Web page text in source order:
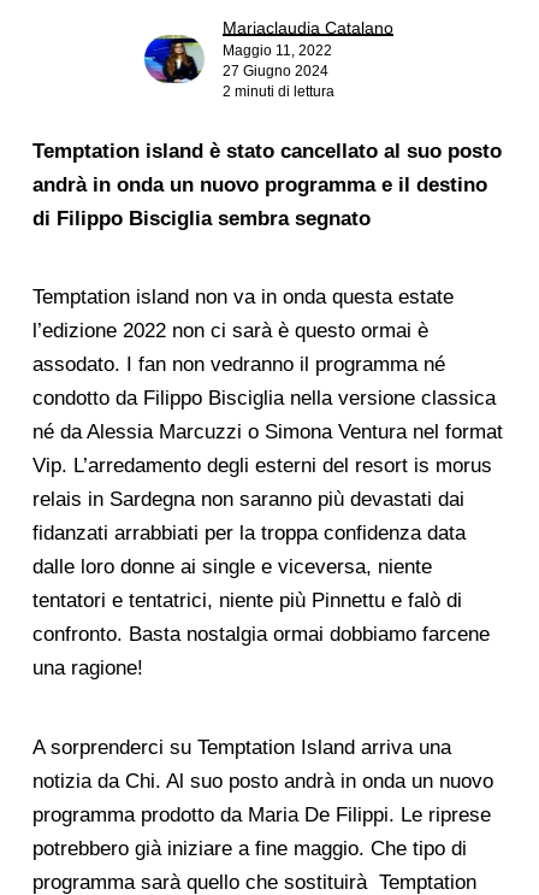
Mariaclaudia Catalano
Maggio 11, 2022
27 Giugno 2024
2 minuti di lettura
Temptation island è stato cancellato al suo posto
andrà in onda un nuovo programma e il destino
di Filippo Bisciglia sembra segnato
Temptation island non va in onda questa estate
l’edizione 2022 non ci sarà è questo ormai è
assodato. I fan non vedranno il programma né
condotto da Filippo Bisciglia nella versione classica
né da Alessia Marcuzzi o Simona Ventura nel format
Vip. L’arredamento degli esterni del resort is morus
relais in Sardegna non saranno più devastati dai
fidanzati arrabbiati per la troppa confidenza data
dalle loro donne ai single e viceversa, niente
tentatori e tentatrici, niente più Pinnettu e falò di
confronto. Basta nostalgia ormai dobbiamo farcene
una ragione!
A sorprenderci su Temptation Island arriva una
notizia da Chi. Al suo posto andrà in onda un nuovo
programma prodotto da Maria De Filippi. Le riprese
potrebbero già iniziare a fine maggio. Che tipo di
programma sarà quello che sostituirà Temptation